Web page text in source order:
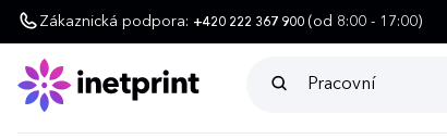
Zákaznická podpora: +420 222 367 900 (od 8:00 - 17:00)